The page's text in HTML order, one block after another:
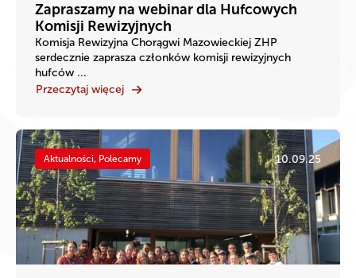
Zapraszamy na webinar dla Hufcowych
Komisji Rewizyjnych
Komisja Rewizyjna Chorągwi Mazowieckiej ZHP
serdecznie zaprasza członków komisji rewizyjnych
hufców ...
Przeczytaj więcej
Aktualności, Polecamy 10.09.25